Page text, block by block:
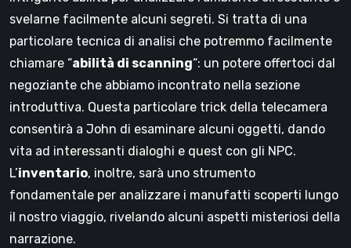
svelarne facilmente alcuni segreti. Si tratta di una
particolare tecnica di analisi che potremmo facilmente
chiamare “abilità di scanning“: un potere offertoci dal
negoziante che abbiamo incontrato nella sezione
introduttiva. Questa particolare trick della telecamera
consentirà a John di esaminare alcuni oggetti, dando
vita ad interessanti dialoghi e quest con gli NPC.
L’inventario, inoltre, sarà uno strumento
fondamentale per analizzare i manufatti scoperti lungo
il nostro viaggio, rivelando alcuni aspetti misteriosi della
narrazione.